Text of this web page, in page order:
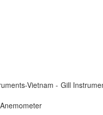
Vietnam - Gill